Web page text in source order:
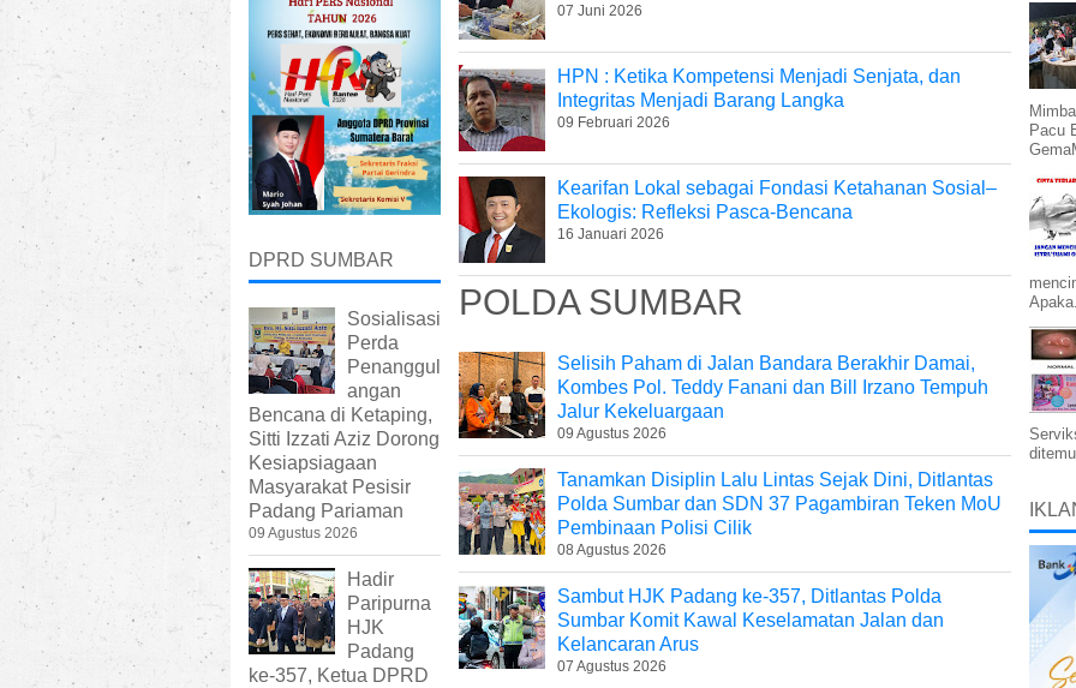
07 Juni 2026
HPN : Ketika Kompetensi Menjadi Senjata, dan
Integritas Menjadi Barang Langka
09 Februari 2026
Kearifan Lokal sebagai Fondasi Ketahanan Sosial–
Ekologis: Refleksi Pasca-Bencana
16 Januari 2026
POLDA SUMBAR
Selisih Paham di Jalan Bandara Berakhir Damai,
Kombes Pol. Teddy Fanani dan Bill Irzano Tempuh
Jalur Kekeluargaan
09 Agustus 2026
Tanamkan Disiplin Lalu Lintas Sejak Dini, Ditlantas
Polda Sumbar dan SDN 37 Pagambiran Teken MoU
Pembinaan Polisi Cilik
08 Agustus 2026
Sambut HJK Padang ke-357, Ditlantas Polda
Sumbar Komit Kawal Keselamatan Jalan dan
Kelancaran Arus
07 Agustus 2026
DPRD SUMBAR
Sosialisasi
Perda
Penanggul
angan
Bencana di Ketaping,
Sitti Izzati Aziz Dorong
Kesiapsiagaan
Masyarakat Pesisir
Padang Pariaman
09 Agustus 2026
Hadir
Paripurna
HJK
Padang
ke-357, Ketua DPRD
Pacu